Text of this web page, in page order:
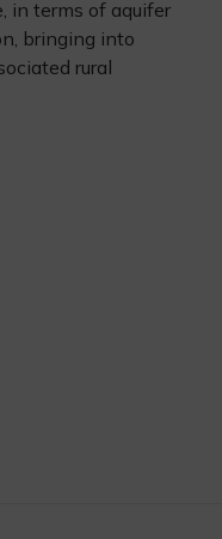
in terms of aquifer
bringing into
rural